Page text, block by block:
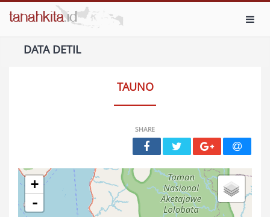
DATA DETIL
TAUNO
SHARE
+
-